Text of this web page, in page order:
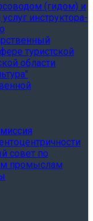
(гидом) и
инструктора-
туристской
области
совет по
промыслам